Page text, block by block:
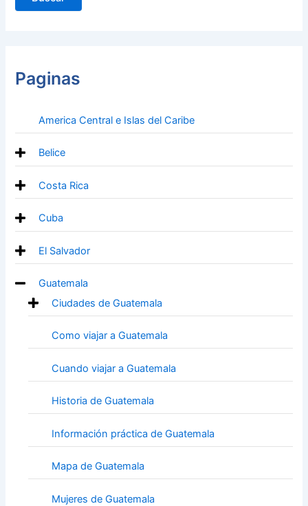
Paginas
America Central e Islas del Caribe
Belice
Costa Rica
Cuba
El Salvador
Guatemala
Ciudades de Guatemala
Como viajar a Guatemala
Cuando viajar a Guatemala
Historia de Guatemala
Información práctica de Guatemala
Mapa de Guatemala
Mujeres de Guatemala